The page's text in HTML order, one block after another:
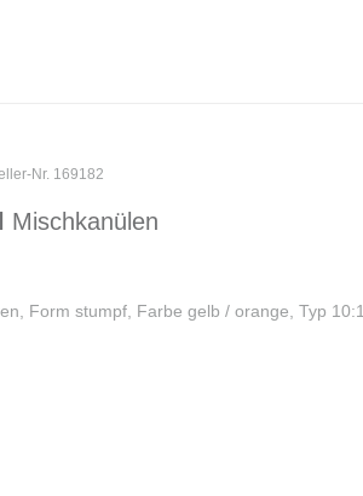
Nr. 169182
Mischkanülen
Form stumpf, Farbe gelb / orange, Typ 10:1